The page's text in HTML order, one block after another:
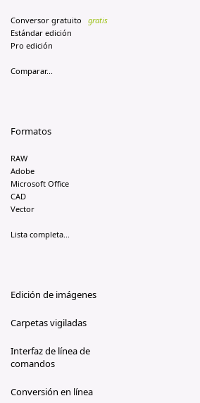
Conversor gratuito
gratis
Estándar edición
Pro edición
Comparar...
Formatos
RAW
Adobe
Microsoft Office
CAD
Vector
Lista completa...
Edición de imágenes
Carpetas vigiladas
Interfaz de línea de
comandos
Conversión en línea